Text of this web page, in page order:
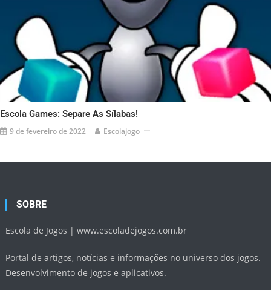
Escola Games: Separe As Sílabas!
9 de fevereiro de 2022 Escolajogo
SOBRE
Escola de Jogos |www.escoladejogos.com.br
Portal de artigos, notícias e informações no universo dos jogos.
Desenvolvimento de jogos e aplicativos.